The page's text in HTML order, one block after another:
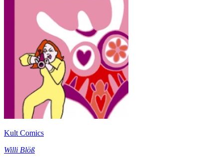
Kult Comics
Willi Blöß